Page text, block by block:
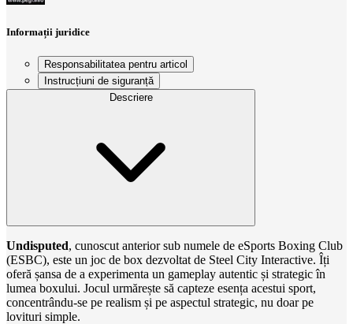
Informații juridice
Responsabilitatea pentru articol
Instrucțiuni de siguranță
Descriere
Undisputed, cunoscut anterior sub numele de eSports Boxing Club
(ESBC), este un joc de box dezvoltat de Steel City Interactive. Îți
oferă șansa de a experimenta un gameplay autentic și strategic în
lumea boxului. Jocul urmărește să capteze esența acestui sport,
concentrându-se pe realism și pe aspectul strategic, nu doar pe
lovituri simple.